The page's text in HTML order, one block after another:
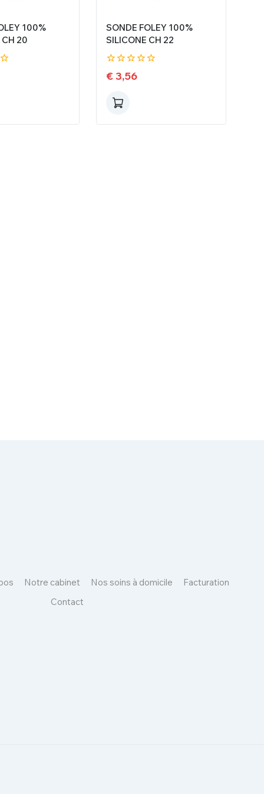
100%
CH 20
SONDE FOLEY 100%
SILICONE CH 22
0
de
€3,56
Notre cabinet Nos soins à domicile
Facturation
Contact